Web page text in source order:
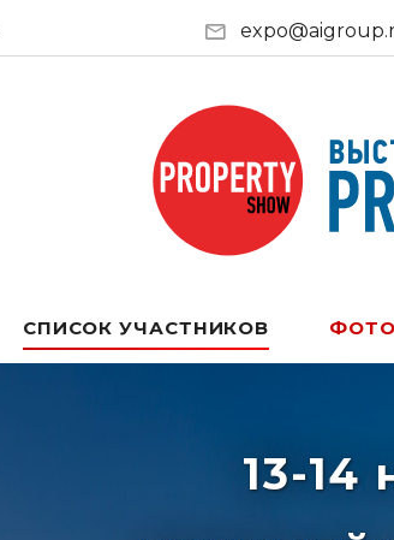
СПИСОК УЧАСТНИКОВ
13-14